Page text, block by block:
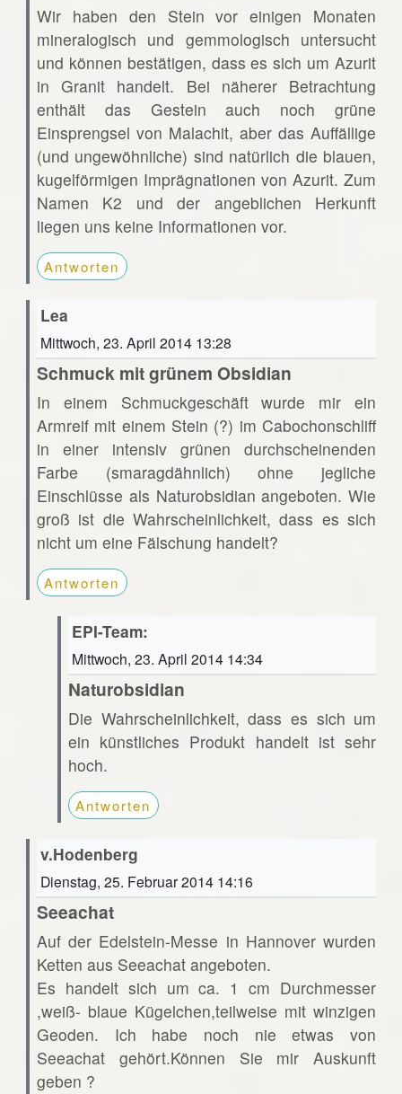
Wir haben den Stein vor einigen Monaten
mineralogisch und gemmologisch untersucht
und können bestätigen, dass es sich um Azurit
in Granit handelt. Bei näherer Betrachtung
enthält das Gestein auch noch grüne
Einsprengsel von Malachit, aber das Auffällige
(und ungewöhnliche) sind natürlich die blauen,
kugelförmigen Imprägnationen von Azurit. Zum
Namen K2 und der angeblichen Herkunft
liegen uns keine Informationen vor.
Antworten
Lea
Mittwoch, 23. April 2014 13:28
Schmuck mit grünem Obsidian
In einem Schmuckgeschäft wurde mir ein
Armreif mit einem Stein (?) im Cabochonschliff
in einer intensiv grünen durchscheinenden
Farbe (smaragdähnlich) ohne jegliche
Einschlüsse als Naturobsidian angeboten. Wie
groß ist die Wahrscheinlichkeit, dass es sich
nicht um eine Fälschung handelt?
Antworten
EPI-Team:
Mittwoch, 23. April 2014 14:34
Naturobsidian
Die Wahrscheinlichkeit, dass es sich um
ein künstliches Produkt handelt ist sehr
hoch.
Antworten
v.Hodenberg
Dienstag, 25. Februar 2014 14:16
Seeachat
Auf der Edelstein-Messe in Hannover wurden
Ketten aus Seeachat angeboten.
Es handelt sich um ca. 1 cm Durchmesser
,weiß- blaue Kügelchen,teilweise mit winzigen
Geoden. Ich habe noch nie etwas von
Seeachat gehört.Können Sie mir Auskunft
geben ?